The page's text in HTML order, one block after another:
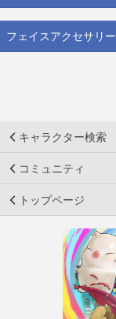
フェイスアクセサリー
キャラクター検索
コミュニティ
トップページ